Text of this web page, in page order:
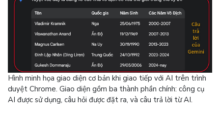
Hình minh họa giao diện cơ bản khi giao tiếp với AI trên trình
duyệt Chrome. Giao diện gồm ba thành phần chính: công cụ
AI được sử dụng, câu hỏi được đặt ra, và câu trả lời từ AI.